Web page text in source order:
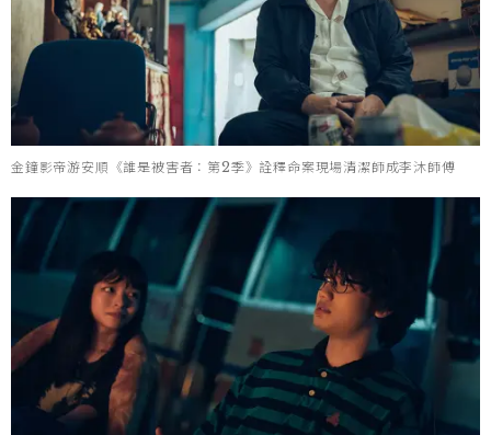
金鐘影帝游安順《誰是被害者：第2季》詮釋命案現場清潔師成李沐師傅